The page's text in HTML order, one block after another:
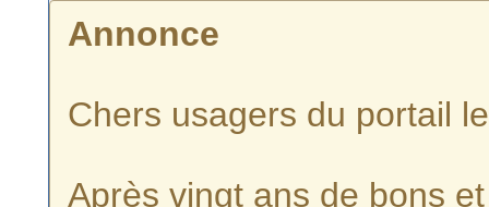
Annonce
Chers usagers du portail
Après vingt ans de bons